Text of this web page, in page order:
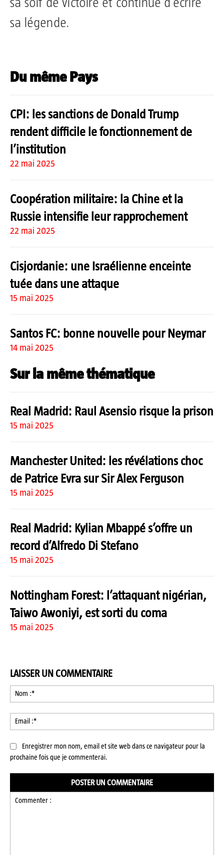
sa légende.
Du même Pays
CPI: les sanctions de Donald Trump
rendent difficile le fonctionnement de
l’institution
22 mai 2025
Coopération militaire: la Chine et la
Russie intensifie leur rapprochement
22 mai 2025
Cisjordanie: une Israélienne enceinte
tuée dans une attaque
15 mai 2025
Santos FC: bonne nouvelle pour Neymar
14 mai 2025
Sur la même thématique
Real Madrid: Raul Asensio risque la prison
15 mai 2025
Manchester United: les révélations choc
de Patrice Evra sur Sir Alex Ferguson
15 mai 2025
Real Madrid: Kylian Mbappé s’offre un
record d’Alfredo Di Stefano
15 mai 2025
Nottingham Forest: l’attaquant nigérian,
Taiwo Awoniyi, est sorti du coma
15 mai 2025
LAISSER UN COMMENTAIRE
Enregistrer mon nom, email et site web dans ce navigateur pour la
prochaine fois que je commenterai.